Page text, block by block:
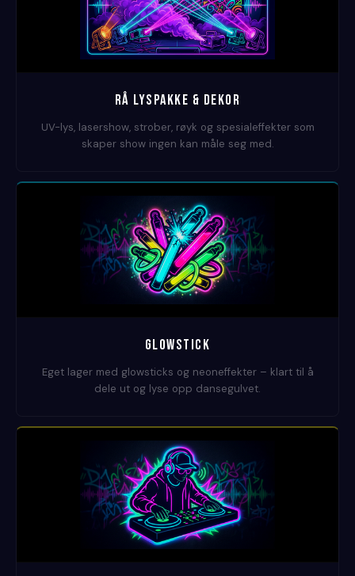
RÅ LYSPAKKE & DEKOR
UV-lys, lasershow, strober, røyk og spesialeffekter som
skaper show ingen kan måle seg med.
GLOWSTICK
Eget lager med glowsticks og neoneffekter – klart til å
dele ut og lyse opp dansegulvet.